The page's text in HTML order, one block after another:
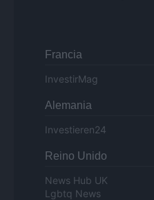
Francia
InvestirMag
Alemania
Investieren24
Reino Unido
News Hub UK
Lgbtq News